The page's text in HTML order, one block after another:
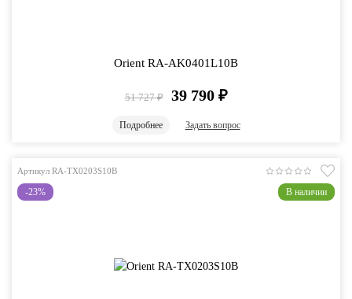
Orient RA-AK0401L10B
51 727 ₽ 39 790 ₽
Подробнее Задать вопрос
Артикул RA-TX0203S10B
-23% В наличии